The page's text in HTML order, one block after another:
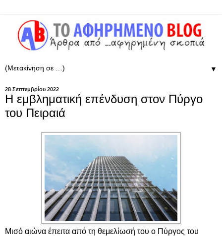
▼
28 Σεπτεμβρίου 2022
Η εμβληματική επένδυση στον Πύργο
του Πειραιά
Μισό αιώνα έπειτα από τη θεμελίωσή του ο Πύργος του